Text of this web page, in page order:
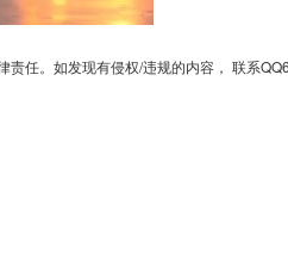
任。如发现有侵权/违规的内容， 联系